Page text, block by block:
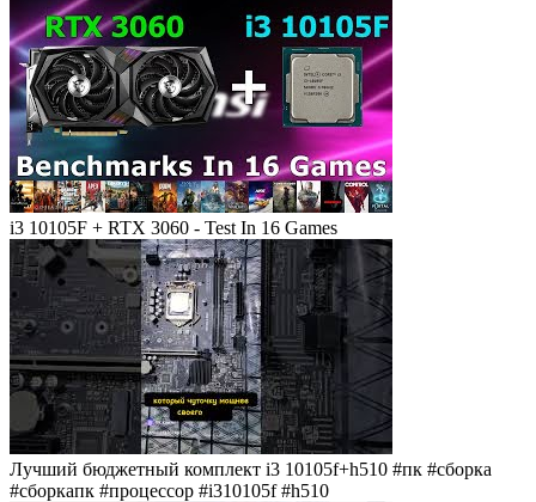
i3 10105F + RTX 3060 - Test In 16 Games
Лучший бюджетный комплект i3 10105f+h510 #пк #сборка
#сборкапк #процессор #i310105f #h510